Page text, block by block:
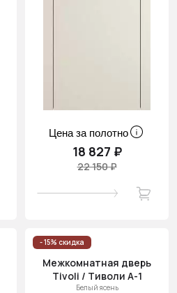
Цена за полотно
18 827 ₽
22 150 ₽
- 15% скидка
Межкомнатная дверь
Tivoli / Тиволи А-1
Белый ясень